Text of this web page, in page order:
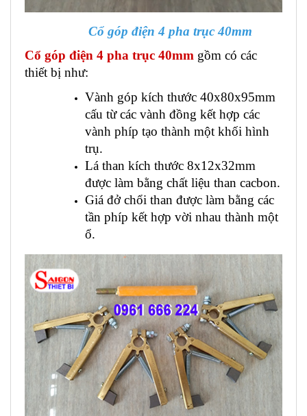
Cổ góp điện 4 pha trục 40mm
Cổ góp điện 4 pha trục 40mm gồm có các
thiết bị như:
Vành góp kích thước 40x80x95mm
cấu từ các vành đồng kết hợp các
vành phíp tạo thành một khối hình
trụ.
Lá than kích thước 8x12x32mm
được làm bằng chất liệu than cacbon.
Giá đở chổi than được làm bằng các
tần phíp kết hợp vời nhau thành một
ổ.